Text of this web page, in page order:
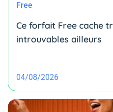
Free
Ce forfait Free cache
introuvables ailleurs
04/08/2026